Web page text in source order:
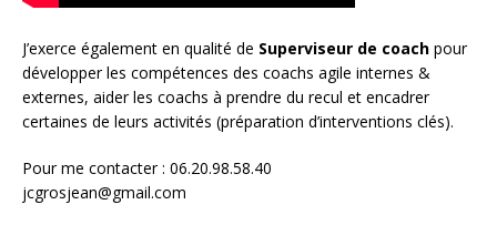
J’exerce également en qualité de Superviseur de coach pour
développer les compétences des coachs agile internes &
externes, aider les coachs à prendre du recul et encadrer
certaines de leurs activités (préparation d’interventions clés).
Pour me contacter : 06.20.98.58.40
jcgrosjean@gmail.com